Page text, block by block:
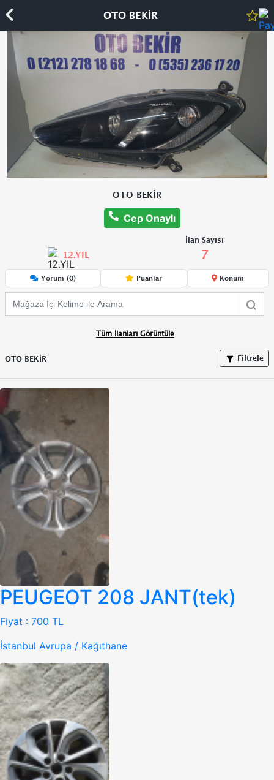
OTO BEKİR
OTO BEKİR
Cep Onaylı
12.YIL
İlan Sayısı
7
Yorum (0) Puanlar Konum
Tüm İlanları Görüntüle
OTO BEKİR Filtrele
PEUGEOT 208 JANT(tek)
Fiyat : 700 TL
İstanbul Avrupa / Kağıthane